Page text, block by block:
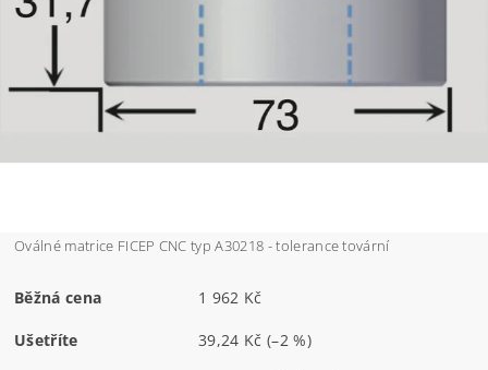
Oválné matrice FICEP CNC typ A30218 - tolerance tovární
Běžná cena 1 962 Kč
Ušetříte 39,24 Kč (–2 %)